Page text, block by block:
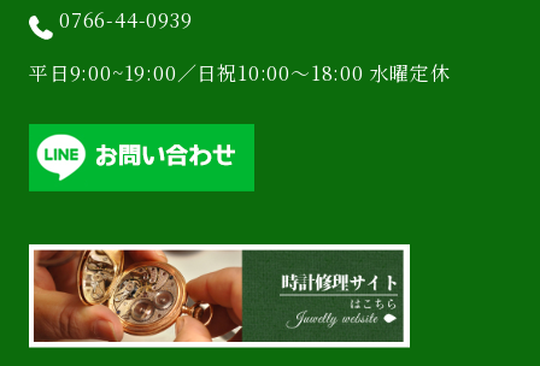
0766-44-0939
平日9:00~19:00／日祝10:00〜18:00 水曜定休